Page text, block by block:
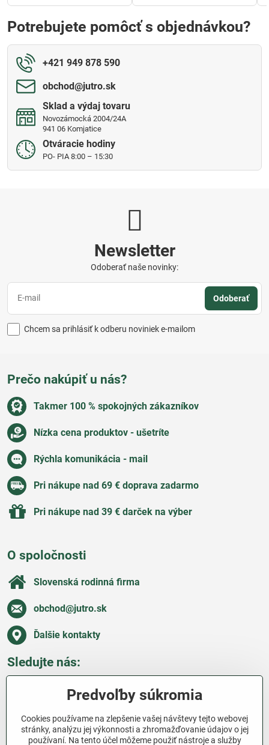
Potrebujete pomôcť s objednávkou?
+421 949 878 590
obchod​@jutro​.sk
Sklad a výdaj tovaru
Novozámocká 2004/24A
941 06 Komjatice
Otváracie hodiny
PO- PIA 8:00 – 15:30
Newsletter
Odoberať naše novinky:
Odoberať
Chcem sa prihlásiť k odberu noviniek e-mailom
Prečo nakúpiť u nás?
Takmer 100 % spokojných zákazníkov
Nízka cena produktov - ušetríte
Rýchla komunikácia - mail
Pri nákupe nad 69 € doprava zadarmo
Pri nákupe nad 39 € darček na výber
O spoločnosti
Slovenská rodinná firma
obchod​@jutro​.sk
Ďalšie kontakty
Sledujte nás:
Všetko o nákupe
Predvoľby súkromia
Cookies používame na zlepšenie vašej návštevy tejto webovej
stránky, analýzu jej výkonnosti a zhromažďovanie údajov o jej
používaní. Na tento účel môžeme použiť nástroje a služby